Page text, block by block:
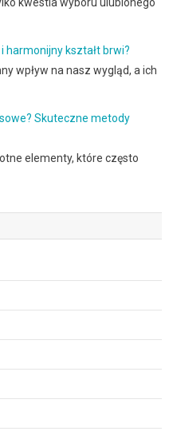
harmonijny kształt brwi?
wpływ na nasz wygląd, a ich
Skuteczne metody
elementy, które często